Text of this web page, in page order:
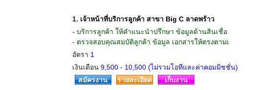
1. เจ้าหน้าที่บริการลูกค้า สาขา Big C ลาดพร้าว
- บริการลูกค้า ให้คำแนะนำปรึกษา ข้อมูลด้านสินเชื่อ
- ตรวจสอบคุณสมบัติลูกค้า ข้อมูล เอกสารให้ตรงตามเ
อัตรา 1
เงินเดือน 9,500 - 10,500 (ไม่รวมโอทีและค่าคอมมิชชั่น)
สมัครงาน รายละเอียด เก็บงาน